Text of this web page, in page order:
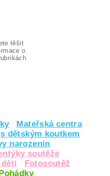
těšit
o
Mateřská centra
dětským koutkem
narozenin
soutěže
Fotosoutěž